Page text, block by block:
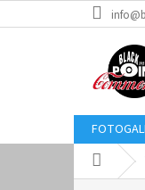
na
Domů